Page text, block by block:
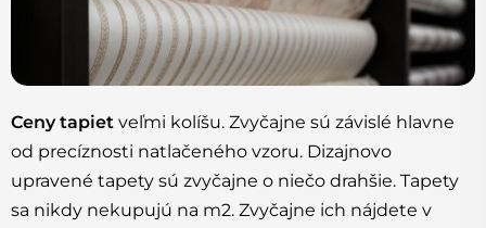
Ceny tapiet veľmi kolíšu. Zvyčajne sú závislé hlavne
od precíznosti natlačeného vzoru. Dizajnovo
upravené tapety sú zvyčajne o niečo drahšie. Tapety
sa nikdy nekupujú na m2. Zvyčajne ich nájdete v